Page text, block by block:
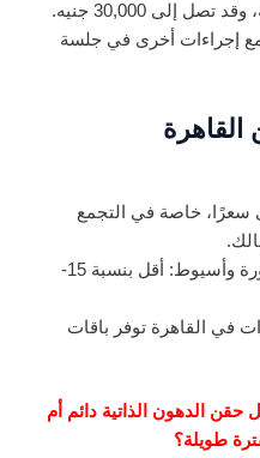
إلى 30,000 جنيه.
إجراءات أخرى في جلسة
القاهرة
سعرًا، خاصة في التجمع
: المنصورة وأسيوط: أقل بنسبة 15-
في القاهرة توفر باقات
حقن الدهون الذاتية دائم أم
طويلة؟